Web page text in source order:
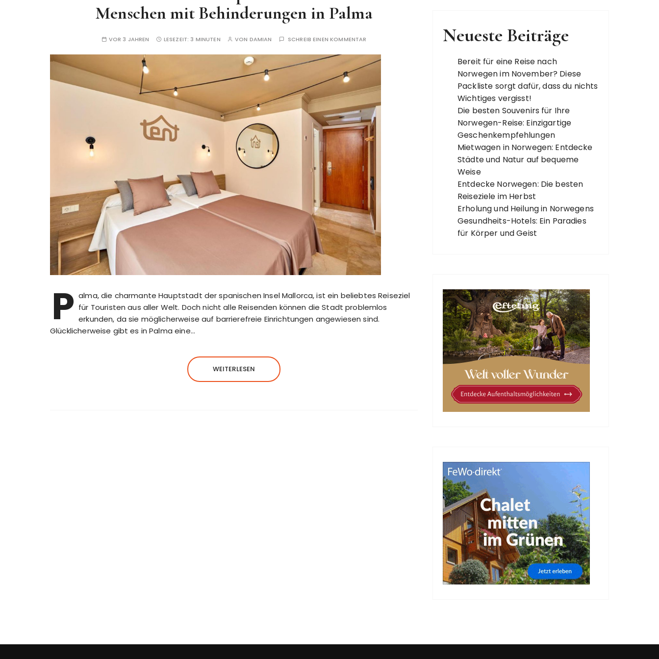
Menschen mit Behinderungen in Palma
VOR 3 JAHREN LESEZEIT: 3 MINUTEN VON DAMIAN SCHREIB EINEN KOMMENTAR
P alma, die charmante Hauptstadt der spanischen Insel Mallorca, ist ein beliebtes Reiseziel
für Touristen aus aller Welt. Doch nicht alle Reisenden können die Stadt problemlos
erkunden, da sie möglicherweise auf barrierefreie Einrichtungen angewiesen sind.
Glücklicherweise gibt es in Palma eine…
WEITERLESEN
Neueste Beiträge
Bereit für eine Reise nach
Norwegen im November? Diese
Packliste sorgt dafür, dass du nichts
Wichtiges vergisst!
Die besten Souvenirs für Ihre
Norwegen-Reise: Einzigartige
Geschenkempfehlungen
Mietwagen in Norwegen: Entdecke
Städte und Natur auf bequeme
Weise
Entdecke Norwegen: Die besten
Reiseziele im Herbst
Erholung und Heilung in Norwegens
Gesundheits-Hotels: Ein Paradies
für Körper und Geist